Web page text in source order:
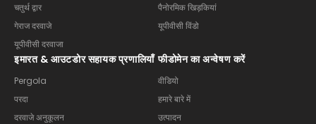
चतुर्थ द्वार
गेराज दरवाजे
यूपीवीसी दरवाजा
पैनोरमिक खिड़कियां
यूपीवीसी विंडो
इमारत & आउटडोर सहायक प्रणालियाँ
Pergola
परदा
दरवाजे अनुकूलन
फीडोमेन का अन्वेषण करें
वीडियो
हमारे बारे में
उत्पादन